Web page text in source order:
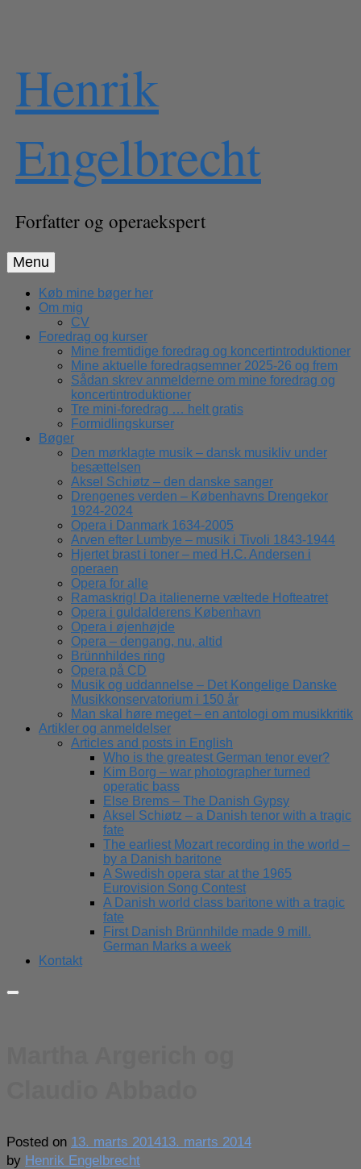
content
Henrik
Engelbrecht
Forfatter og operaekspert
Menu
Køb mine bøger her
Om mig
CV
Foredrag og kurser
Mine fremtidige foredrag og koncertintroduktioner
Mine aktuelle foredragsemner 2025-26 og frem
Sådan skrev anmelderne om mine foredrag og
koncertintroduktioner
Tre mini-foredrag … helt gratis
Formidlingskurser
Bøger
Den mørklagte musik – dansk musikliv under
besættelsen
Aksel Schiøtz – den danske sanger
Drengenes verden – Københavns Drengekor
1924-2024
Opera i Danmark 1634-2005
Arven efter Lumbye – musik i Tivoli 1843-1944
Hjertet brast i toner – med H.C. Andersen i
operaen
Opera for alle
Ramaskrig! Da italienerne væltede Hofteatret
Opera i guldalderens København
Opera i øjenhøjde
Opera – dengang, nu, altid
Brünnhildes ring
Opera på CD
Musik og uddannelse – Det Kongelige Danske
Musikkonservatorium i 150 år
Man skal høre meget – en antologi om musikkritik
Artikler og anmeldelser
Articles and posts in English
Who is the greatest German tenor ever?
Kim Borg – war photographer turned
operatic bass
Else Brems – The Danish Gypsy
Aksel Schiøtz – a Danish tenor with a tragic
fate
The earliest Mozart recording in the world –
by a Danish baritone
A Swedish opera star at the 1965
Eurovision Song Contest
A Danish world class baritone with a tragic
fate
First Danish Brünnhilde made 9 mill.
German Marks a week
Kontakt
Posted on 13. marts 201413. marts 2014
by Henrik Engelbrecht